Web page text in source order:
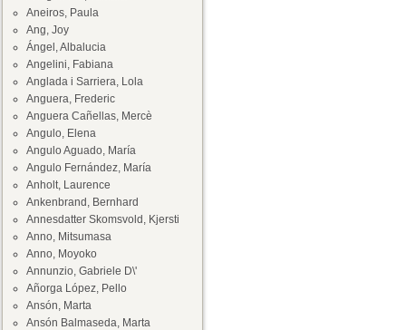
Aneiros, Paula
Ang, Joy
Ángel, Albalucia
Angelini, Fabiana
Anglada i Sarriera, Lola
Anguera, Frederic
Anguera Cañellas, Mercè
Angulo, Elena
Angulo Aguado, María
Angulo Fernández, María
Anholt, Laurence
Ankenbrand, Bernhard
Annesdatter Skomsvold, Kjersti
Anno, Mitsumasa
Anno, Moyoko
Annunzio, Gabriele D\'
Añorga López, Pello
Ansón, Marta
Ansón Balmaseda, Marta